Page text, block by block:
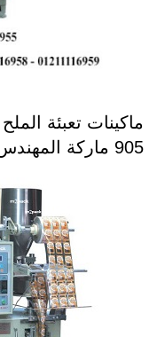
ماكينات تعبئة
905 ماركة المهندس منسى